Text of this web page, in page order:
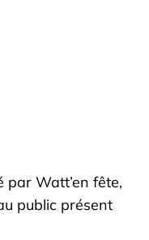
par Watt’en fête,
public présent